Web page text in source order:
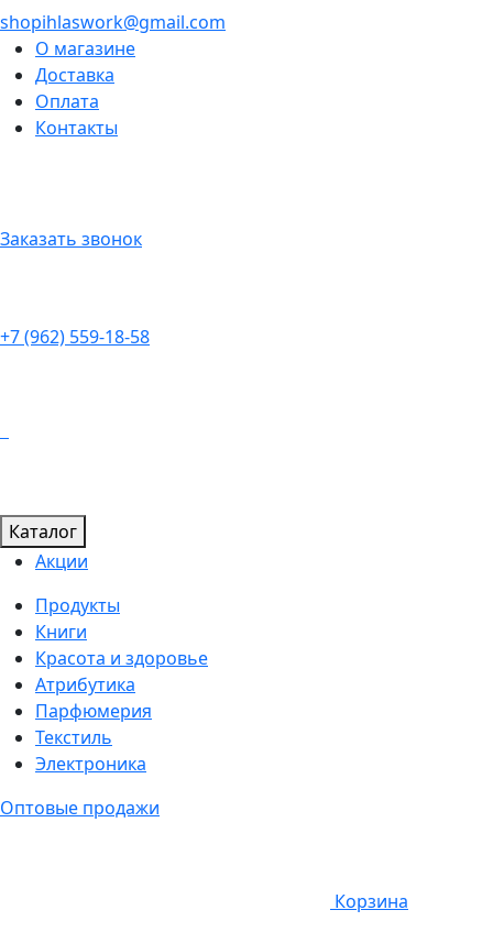
shopihlaswork@gmail.com
О магазине
Доставка
Оплата
Контакты
Заказать звонок
+7 (962) 559-18-58
Каталог
Акции
Продукты
Книги
Красота и здоровье
Атрибутика
Парфюмерия
Текстиль
Электроника
Оптовые продажи
Корзина